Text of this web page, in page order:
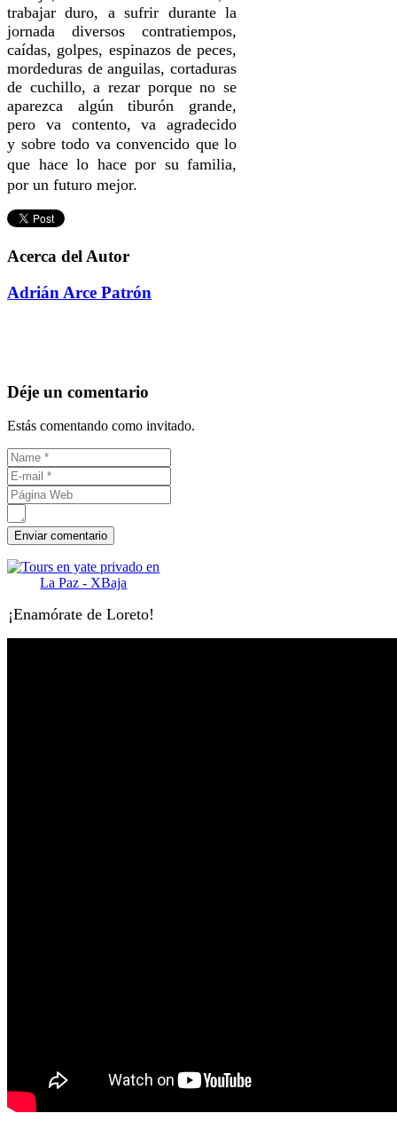
trabajar duro, a sufrir durante la
jornada diversos contratiempos,
caídas, golpes, espinazos de peces,
mordeduras de anguilas, cortaduras
de cuchillo, a rezar porque no se
aparezca algún tiburón grande,
pero va contento, va agradecido
y sobre todo va convencido que lo
que hace lo hace por su familia,
por un futuro mejor.
Acerca del Autor
Adrián Arce Patrón
Déje un comentario
Estás comentando como invitado.
¡Enamórate de Loreto!